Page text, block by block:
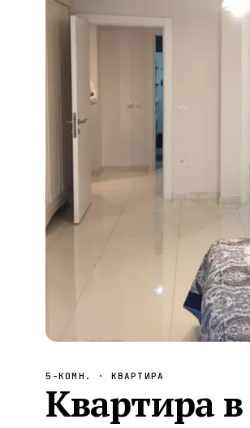
Испания Страна
Греция
— Локация
Бангкок
Новороссийск
5-КОМН. · КВАРТИРА
Квартира в